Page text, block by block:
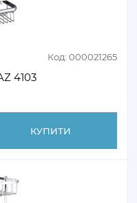
Код: 000021265
4103
КУПИТИ